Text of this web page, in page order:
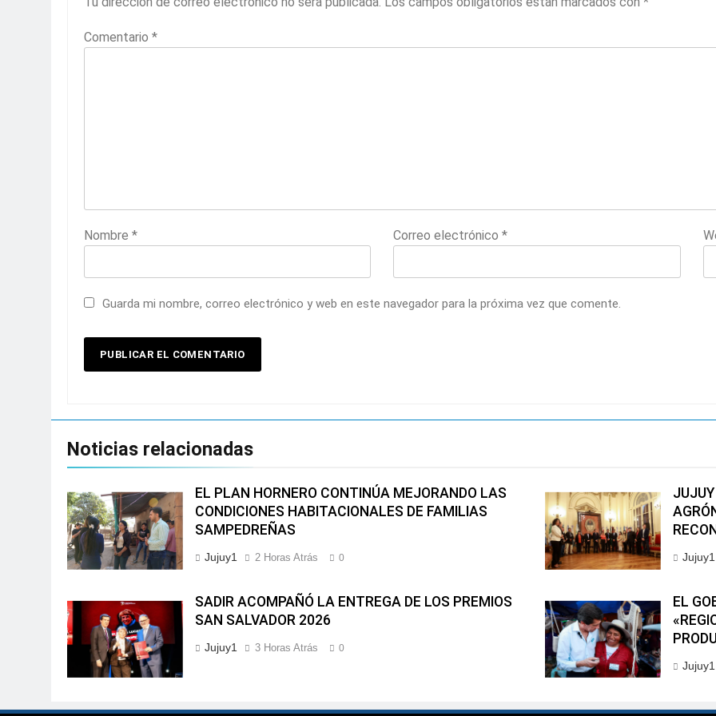
Comentario *
Nombre * Correo electrónico*
Guarda mi nombre, correo electrónico y web en este navegador para la próxima vez que comente.
Noticias relacionadas
EL PLAN HORNERO CONTINÚA MEJORANDO LAS
CONDICIONES HABITACIONALES DE FAMILIAS
SAMPEDREÑAS
Jujuy1 2 Horas Atrás 0 Jujuy1
SADIR ACOMPAÑÓ LA ENTREGA DE LOS PREMIOS
SAN SALVADOR 2026
Jujuy1 3 Horas Atrás 0
EL
Jujuy1